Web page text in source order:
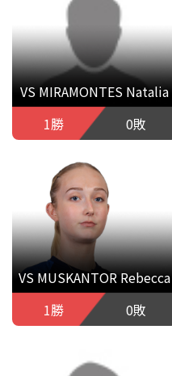
VS MIRAMONTES Natalia
1勝
0敗
VS MUSKANTOR Rebecca
1勝
0敗